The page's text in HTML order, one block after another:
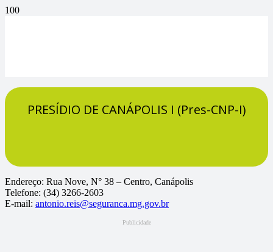
PRESÍDIO DE CANÁPOLIS I (Pres-CNP-I)
Endereço: Rua Nove, N° 38 – Centro, Canápolis
Telefone: (34) 3266-2603
E-mail: antonio.reis@seguranca.mg.gov.br
Publicidade